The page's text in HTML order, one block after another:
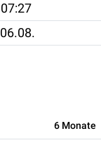
07:27
06.08.
6 Monate